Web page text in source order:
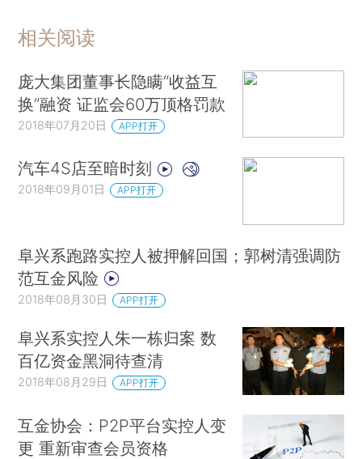
相关阅读
庞大集团董事长隐瞒“收益互
换”融资 证监会60万顶格罚款
2018年07月20日 APP打开
汽车4S店至暗时刻
2018年09月01日 APP打开
阜兴系跑路实控人被押解回国；郭树清强调防
范互金风险
2018年08月30日 APP打开
阜兴系实控人朱一栋归案 数
百亿资金黑洞待查清
2018年08月29日 APP打开
互金协会：P2P平台实控人变
更 重新审查会员资格